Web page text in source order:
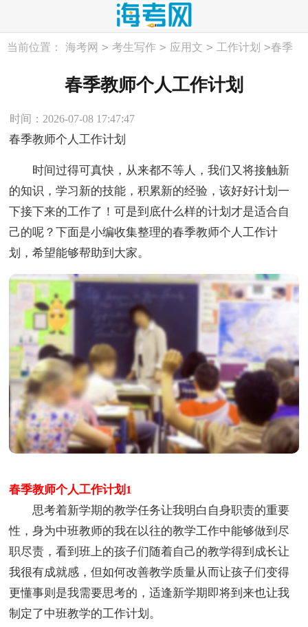
当前位置： 海考网 > 考生写作 > 应用文 > 工作计划 >春季
教师个人工作计划春季教师个人工作计划
时间：2026-07-08 17:47:47
春季教师个人工作计划
时间过得可真快，从来都不等人，我们又将接触新
的知识，学习新的技能，积累新的经验，该好好计划一
下接下来的工作了！可是到底什么样的计划才是适合自
己的呢？下面是小编收集整理的春季教师个人工作计
划，希望能够帮助到大家。
春季教师个人工作计划1
思考着新学期的教学任务让我明白自身职责的重要
性，身为中班教师的我在以往的教学工作中能够做到尽
职尽责，看到班上的孩子们随着自己的教学得到成长让
我很有成就感，但如何改善教学质量从而让孩子们变得
更懂事则是我需要思考的，适逢新学期即将到来也让我
制定了中班教学的工作计划。